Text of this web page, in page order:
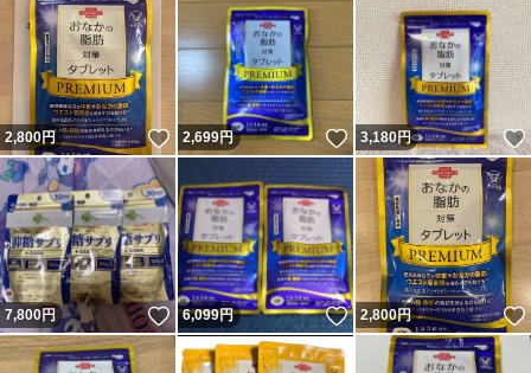
2,800円 いいね！
2,699円 いいね！
3,180円
7,800円 いいね！
6,099円 いいね！
2,800円